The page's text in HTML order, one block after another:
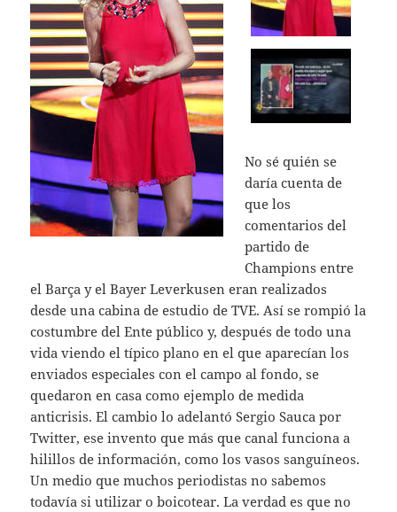
No sé quién se
daría cuenta de
que los
comentarios del
partido de
Champions entre
el Barça y el Bayer Leverkusen eran realizados
desde una cabina de estudio de TVE. Así se rompió la
costumbre del Ente público y, después de todo una
vida viendo el típico plano en el que aparecían los
enviados especiales con el campo al fondo, se
quedaron en casa como ejemplo de medida
anticrisis. El cambio lo adelantó Sergio Sauca por
Twitter, ese invento que más que canal funciona a
hilillos de información, como los vasos sanguíneos.
Un medio que muchos periodistas no sabemos
todavía si utilizar o boicotear. La verdad es que no